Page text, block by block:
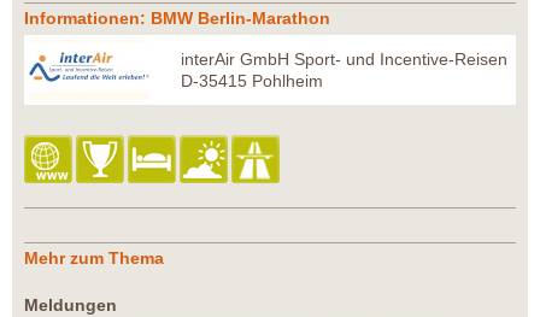
Informationen: BMW Berlin-Marathon
interAir GmbH Sport- und Incentive-Reisen
D-35415 Pohlheim
Mehr zum Thema
Meldungen